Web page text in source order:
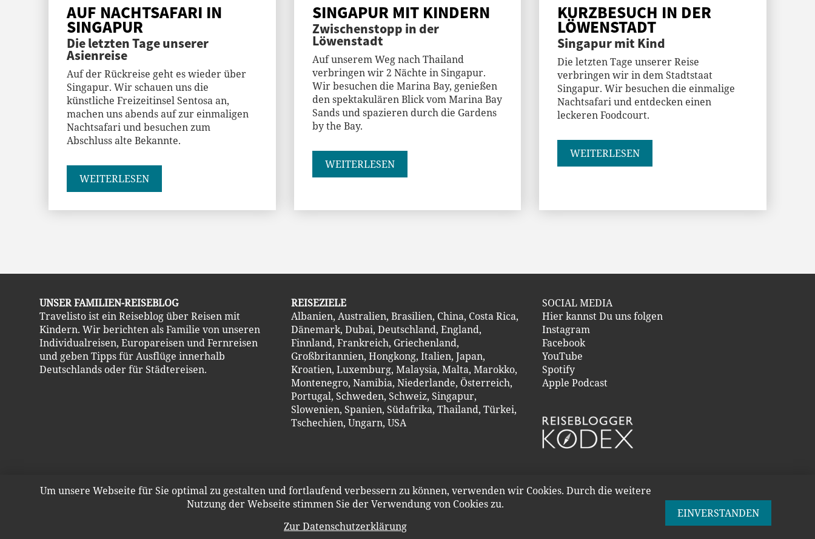
AUF NACHTSAFARI IN
SINGAPUR
Die letzten Tage unserer
Asienreise
Auf der Rückreise geht es wieder über
Singapur. Wir schauen uns die
künstliche Freizeitinsel Sentosa an,
machen uns abends auf zur einmaligen
Nachtsafari und besuchen zum
Abschluss alte Bekannte.
WEITERLESEN
SINGAPUR MIT KINDERN
Zwischenstopp in der
Löwenstadt
Auf unserem Weg nach Thailand
verbringen wir 2 Nächte in Singapur.
Wir besuchen die Marina Bay, genießen
den spektakulären Blick vom Marina Bay
Sands und spazieren durch die Gardens
by the Bay.
WEITERLESEN
KURZBESUCH IN DER
LÖWENSTADT
Singapur mit Kind
Die letzten Tage unserer Reise
verbringen wir in dem Stadtstaat
Singapur. Wir besuchen die einmalige
Nachtsafari und entdecken einen
leckeren Foodcourt.
WEITERLESEN
UNSER FAMILIEN-REISEBLOG
Travelisto ist ein Reiseblog über Reisen mit
Kindern. Wir berichten als Familie von unseren
Individualreisen, Europareisen und Fernreisen
und geben Tipps für Ausflüge innerhalb
Deutschlands oder für Städtereisen.
REISEZIELE
Albanien, Australien, Brasilien, China, Costa Rica,
Dänemark, Dubai, Deutschland, England,
Finnland, Frankreich, Griechenland,
Großbritannien, Hongkong, Italien, Japan,
Kroatien, Luxemburg, Malaysia, Malta, Marokko,
Montenegro, Namibia, Niederlande, Österreich,
Portugal, Schweden, Schweiz, Singapur,
Slowenien, Spanien, Südafrika, Thailand, Türkei,
Tschechien, Ungarn, USA
SOCIAL MEDIA
Hier kannst Du uns folgen
Instagram
Facebook
YouTube
Spotify
Apple Podcast
Um unsere Webseite für Sie optimal zu gestalten und fortlaufend verbessern zu können, verwenden wir Cookies. Durch die weitere
Nutzung der Webseite stimmen Sie der Verwendung von Cookies zu.
Zur Datenschutzerklärung
EINVERSTANDEN